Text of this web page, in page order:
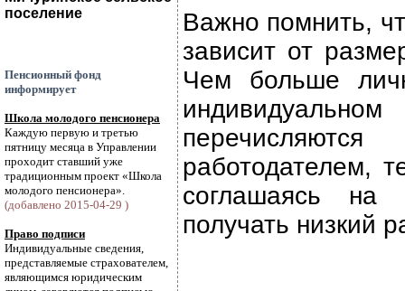
поселение
Пенсионный фонд
информирует
Школа молодого пенсионера
Каждую первую и третью
пятницу месяца в Управлении
проходит ставший уже
традиционным проект «Школа
молодого пенсионера».
(добавлено 2015-04-29 )
Право подписи
Индивидуальные сведения,
представляемые страхователем,
являющимся юридическим
Важно помнить,
зависит от
Чем больше
работодателем,
соглашаясь на
получать низкий